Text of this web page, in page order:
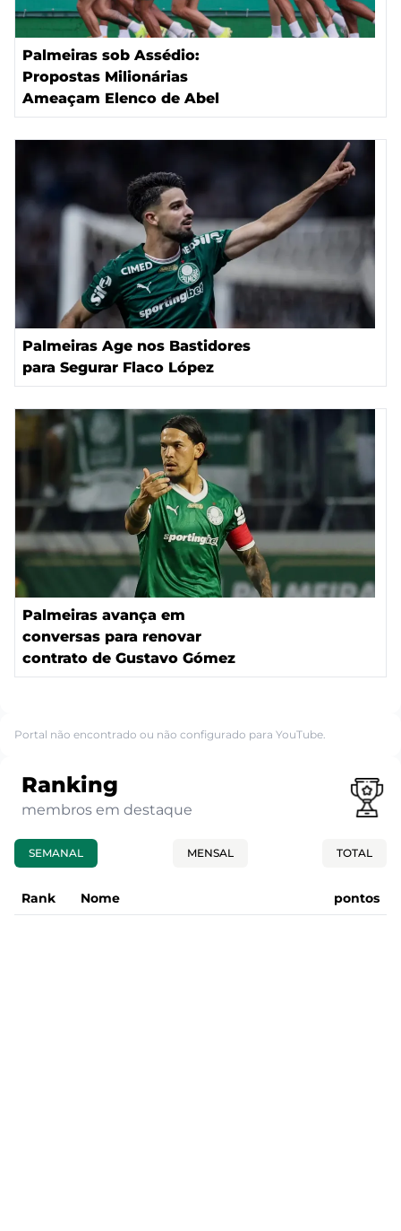
Palmeiras sob Assédio:
Propostas Milionárias
Ameaçam Elenco de Abel
Palmeiras Age nos Bastidores
para Segurar Flaco López
Palmeiras avança em
conversas para renovar
contrato de Gustavo Gómez
Portal não encontrado ou não configurado para YouTube.
Ranking
membros em destaque
SEMANAL MENSAL TOTAL
Rank Nome pontos